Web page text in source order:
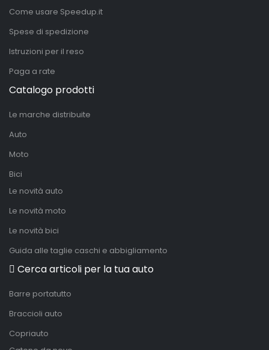
Come usare Speedup.it
Spese di spedizione
Istruzioni per il reso
Paga a rate
Catalogo prodotti
Le marche distribuite
Auto
Moto
Bici
Le novità auto
Le novità moto
Le novità bici
Guida alle taglie caschi e abbigliamento
Cerca articoli per la tua auto
Barre portatutto
Braccioli auto
Copriauto